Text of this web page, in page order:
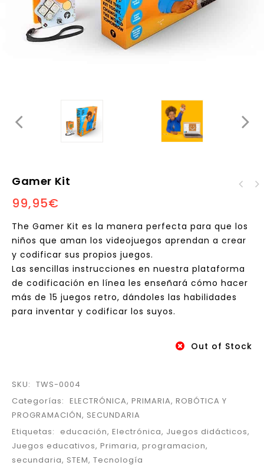
Gamer Kit
99,95€
The Gamer Kit es la manera perfecta para que los
niños que aman los videojuegos aprendan a crear
y codificar sus propios juegos.
Las sencillas instrucciones en nuestra plataforma
de codificación en línea les enseñará cómo hacer
más de 15 juegos retro, dándoles las habilidades
para inventar y codificar los suyos.
Out of Stock
SKU: TWS-0004
Categorías: ELECTRÓNICA, PRIMARIA, ROBÓTICA Y
PROGRAMACIÓN, SECUNDARIA
Etiquetas:
educación, Electrónica, Juegos didácticos,
Juegos educativos, Primaria, programacion,
secundaria, STEM, Tecnología